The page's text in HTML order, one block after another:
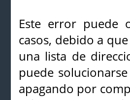
Este error puede
casos, debido a
una lista de
puede
apagando por